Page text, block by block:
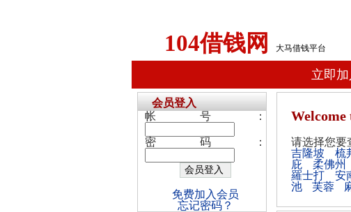
104借钱网 大马借钱平台
立即
Welcome
请选择您要
吉隆坡
梳
庇
柔佛州
羅士打
安
池
芙蓉
会员登入
帐号：
密码：
免费加入会员
忘记密码？